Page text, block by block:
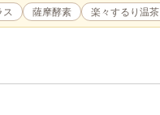
ス 薩摩酵素 楽々するり温茶